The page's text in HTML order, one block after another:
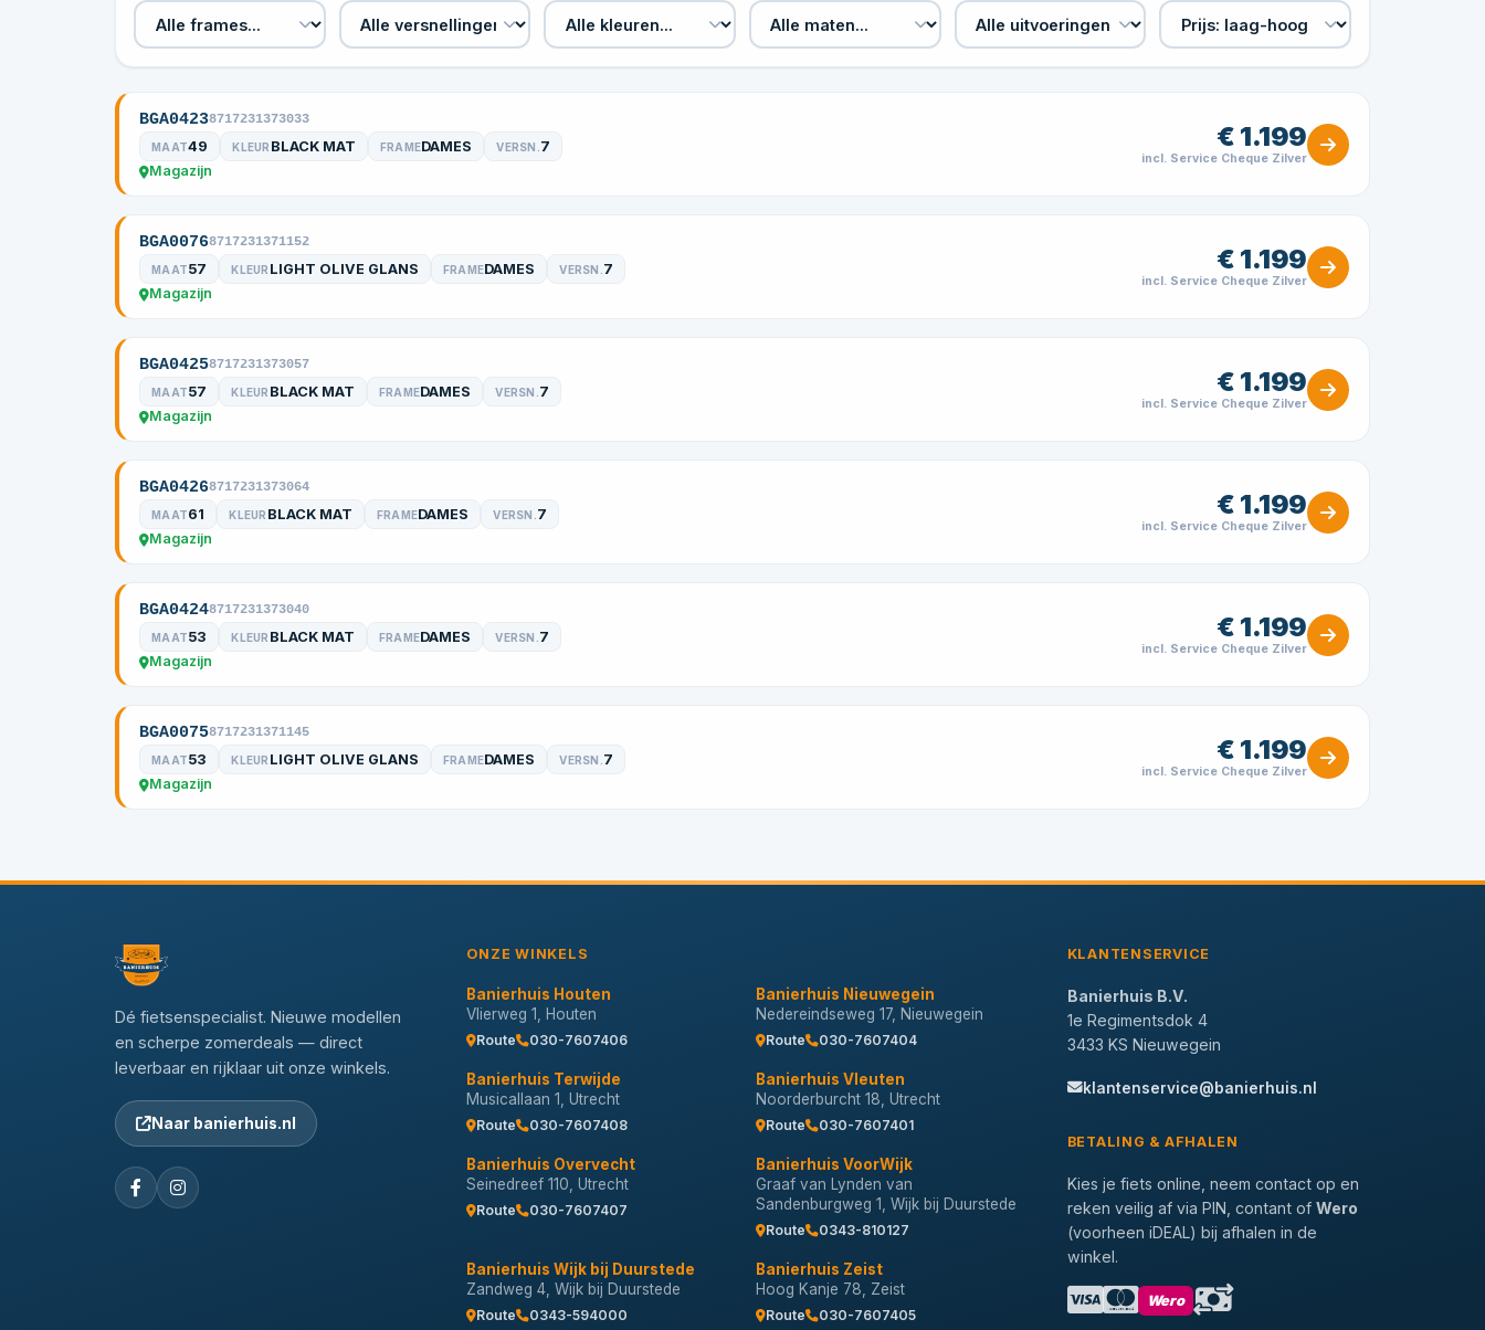
BGA04238717231373033
MAAT49 KLEUR BLACK MAT FRAMEDAMES VERSN. 7
Magazijn
€ 1.199
incl. Service Cheque Zilver
BGA00768717231371152
MAAT57 KLEUR LIGHT OLIVE GLANS FRAMEDAMES VERSN. 7
Magazijn
€ 1.199
incl. Service Cheque Zilver
BGA04258717231373057
MAAT57 KLEUR BLACK MAT FRAMEDAMES VERSN. 7
Magazijn
€ 1.199
incl. Service Cheque Zilver
BGA04268717231373064
MAAT61 KLEUR BLACK MAT FRAMEDAMES VERSN. 7
Magazijn
€ 1.199
incl. Service Cheque Zilver
BGA04248717231373040
MAAT53 KLEUR BLACK MAT FRAMEDAMES VERSN. 7
Magazijn
€ 1.199
incl. Service Cheque Zilver
BGA00758717231371145
MAAT53 KLEUR LIGHT OLIVE GLANS FRAMEDAMES VERSN. 7
Magazijn
€ 1.199
incl. Service Cheque Zilver
Dé fietsenspecialist. Nieuwe modellen
en scherpe zomerdeals — direct
leverbaar en rijklaar uit onze winkels.
Naar banierhuis.nl
ONZE WINKELS
Banierhuis Houten
Vlierweg 1, Houten
Route 030-7607406
Banierhuis Nieuwegein
Nedereindseweg 17, Nieuwegein
Route 030-7607404
Banierhuis Terwijde
Musicallaan 1, Utrecht
Route 030-7607408
Banierhuis Vleuten
Noorderburcht 18, Utrecht
Route 030-7607401
Banierhuis Overvecht
Seinedreef 110, Utrecht
Route 030-7607407
Banierhuis VoorWijk
Graaf van Lynden van
Sandenburgweg 1, Wijk bij Duurstede
Route 0343-810127
Banierhuis Wijk bij Duurstede
Zandweg 4, Wijk bij Duurstede
Route 0343-594000
Banierhuis Zeist
Hoog Kanje 78, Zeist
Route 030-7607405
KLANTENSERVICE
Banierhuis B.V.
1e Regimentsdok 4
3433 KS Nieuwegein
klantenservice@banierhuis.nl
BETALING & AFHALEN
Kies je fiets online, neem contact op en
reken veilig af via PIN, contant of Wero
(voorheen iDEAL) bij afhalen in de
winkel.
Wero